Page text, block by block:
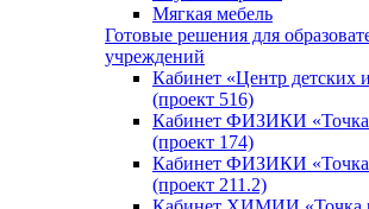
Мягкая мебель
Готовые решения для
учреждений
Кабинет «Центр детских
(проект 516)
Кабинет ФИЗИКИ «Точка
(проект 174)
Кабинет ФИЗИКИ «Точка
(проект 211.2)